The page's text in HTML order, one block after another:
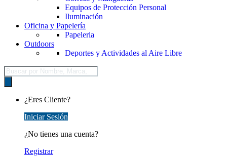
Equipos de Protección Personal
Iluminación
Oficina y Papelería
Papeleria
Outdoors
Deportes y Actividades al Aire Libre
Búsqueda
de
productos
¿Eres Cliente?
Iniciar Sesión
¿No tienes una cuenta?
Registrar